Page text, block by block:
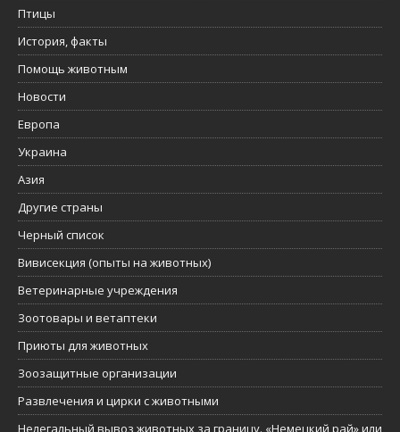
Птицы
История, факты
Помощь животным
Новости
Европа
Украина
Азия
Другие страны
Черный список
Вивисекция (опыты на животных)
Ветеринарные учреждения
Зоотовары и ветаптеки
Приюты для животных
Зоозащитные организации
Развлечения и цирки с животными
Нелегальный вывоз животных за границу. «Немецкий рай» или